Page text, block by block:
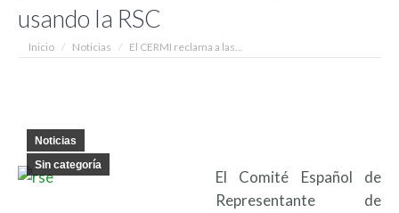
usando la RSC
Estás aquí:
Inicio Noticias El CERMI reclama a las…
Noticias
Sin categoría
El Comité Español de
Representante de